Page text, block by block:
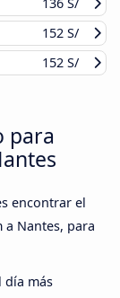
152 S/
152 S/
para
encontrar el
Nantes, para
día más